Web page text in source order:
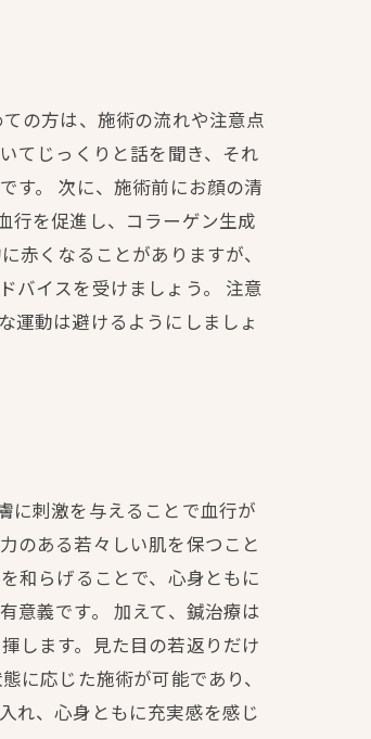
の方は、施術の流れや注意点
てじっくりと話を聞き、それ
す。 次に、施術前にお顔の清
行を促進し、コラーゲン生成
赤くなることがありますが、
バイスを受けましょう。 注意
運動は避けるようにしましょ
に刺激を与えることで血行が
のある若々しい肌を保つこと
和らげることで、心身ともに
意義です。 加えて、鍼治療は
します。見た目の若返りだけ
に応じた施術が可能であり、
れ、心身ともに充実感を感じ